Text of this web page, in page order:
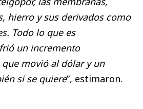
hierro y sus derivados como
Todo lo que es
un incremento
movió al dólar y un
si se quiere”, estimaron.